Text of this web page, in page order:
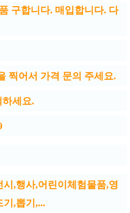
구합니다. 매입합니다. 다
찍어서 가격 문의 주세요.
세요.
시,행사,어린이체험물품,영
기,뽑기,...